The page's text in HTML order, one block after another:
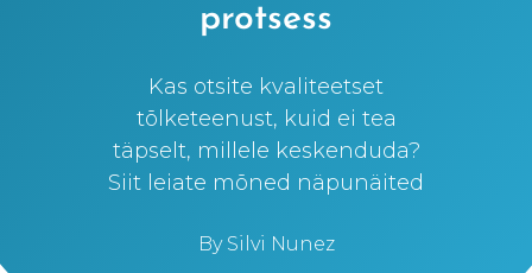
protsess
Kas otsite kvaliteetset
tõlketeenust, kuid ei tea
täpselt, millele keskenduda?
Siit leiate mõned näpunäited
BySilvi Nunez